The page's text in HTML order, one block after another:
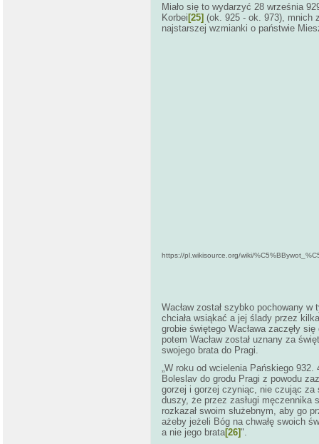
Miało się to wydarzyć 28 września
Korbei [25] (ok. 925 - ok. 973), mnich
najstarszej wzmianki o państwie
https://pl.wikisource.org/wiki/
Wacław został szybko pochowany
chciała wsiąkać a jej ślady przez
grobie świętego Wacława zaczęły
potem Wacław został uznany za
swojego brata do Pragi.
„W roku od wcielenia Pańskiego 932.
Boleslav do grodu Pragi z powodu
gorzej i gorzej czyniąc, nie czując za
duszy, że przez zasługi męczennika
rozkazał swoim służebnym, aby go
ażeby jeżeli Bóg na chwałę swoich
a nie jego brata[26]".